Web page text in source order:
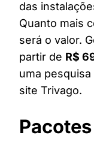
das
Quanto mais
será o valor.
partir de R$
uma
site Trivago.
Pacotes